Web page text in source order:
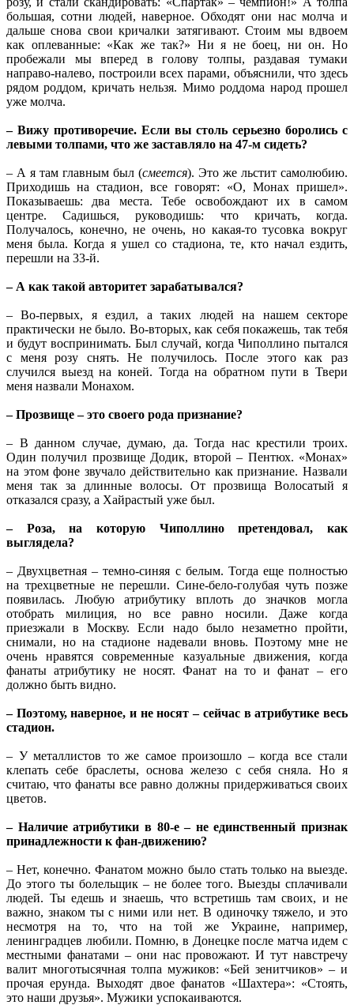
большая, сотни людей, наверное. Обходят они нас молча и
дальше снова свои кричалки затягивают. Стоим мы вдвоем
как оплеванные: «Как же так?» Ни я не боец, ни он. Но
пробежали мы вперед в голову толпы, раздавая тумаки
направо-налево, построили всех парами, объяснили, что здесь
рядом роддом, кричать нельзя. Мимо роддома народ прошел
уже молча.
– Вижу противоречие. Если вы столь серьезно боролись с
левыми толпами, что же заставляло на 47-м сидеть?
– А я там главным был (смеется). Это же льстит самолюбию.
Приходишь на стадион, все говорят: «О, Монах пришел».
Показываешь: два места. Тебе освобождают их в самом
центре. Садишься, руководишь: что кричать, когда.
Получалось, конечно, не очень, но какая-то тусовка вокруг
меня была. Когда я ушел со стадиона, те, кто начал ездить,
перешли на 33-й.
– А как такой авторитет зарабатывался?
– Во-первых, я ездил, а таких людей на нашем секторе
практически не было. Во-вторых, как себя покажешь, так тебя
и будут воспринимать. Был случай, когда Чиполлино пытался
с меня розу снять. Не получилось. После этого как раз
случился выезд на коней. Тогда на обратном пути в Твери
меня назвали Монахом.
– Прозвище – это своего рода признание?
– В данном случае, думаю, да. Тогда нас крестили троих.
Один получил прозвище Додик, второй – Пентюх. «Монах»
на этом фоне звучало действительно как признание. Назвали
меня так за длинные волосы. От прозвища Волосатый я
отказался сразу, а Хайрастый уже был.
– Роза, на которую Чиполлино претендовал, как
выглядела?
– Двухцветная – темно-синяя с белым. Тогда еще полностью
на трехцветные не перешли. Сине-бело-голубая чуть позже
появилась. Любую атрибутику вплоть до значков могла
отобрать милиция, но все равно носили. Даже когда
приезжали в Москву. Если надо было незаметно пройти,
снимали, но на стадионе надевали вновь. Поэтому мне не
очень нравятся современные казуальные движения, когда
фанаты атрибутику не носят. Фанат на то и фанат – его
должно быть видно.
– Поэтому, наверное, и не носят – сейчас в атрибутике весь
стадион.
– У металлистов то же самое произошло – когда все стали
клепать себе браслеты, основа железо с себя сняла. Но я
считаю, что фанаты все равно должны придерживаться своих
цветов.
– Наличие атрибутики в 80-е – не единственный признак
принадлежности к фан-движению?
– Нет, конечно. Фанатом можно было стать только на выезде.
До этого ты болельщик – не более того. Выезды сплачивали
людей. Ты едешь и знаешь, что встретишь там своих, и не
важно, знаком ты с ними или нет. В одиночку тяжело, и это
несмотря на то, что на той же Украине, например,
ленинградцев любили. Помню, в Донецке после матча идем с
местными фанатами – они нас провожают. И тут навстречу
валит многотысячная толпа мужиков: «Бей зенитчиков» – и
прочая ерунда. Выходят двое фанатов «Шахтера»: «Стоять,
это наши друзья». Мужики успокаиваются.